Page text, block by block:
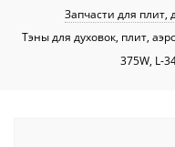
Запчасти для плит,
Тэны для духовок, плит,
375W, L-